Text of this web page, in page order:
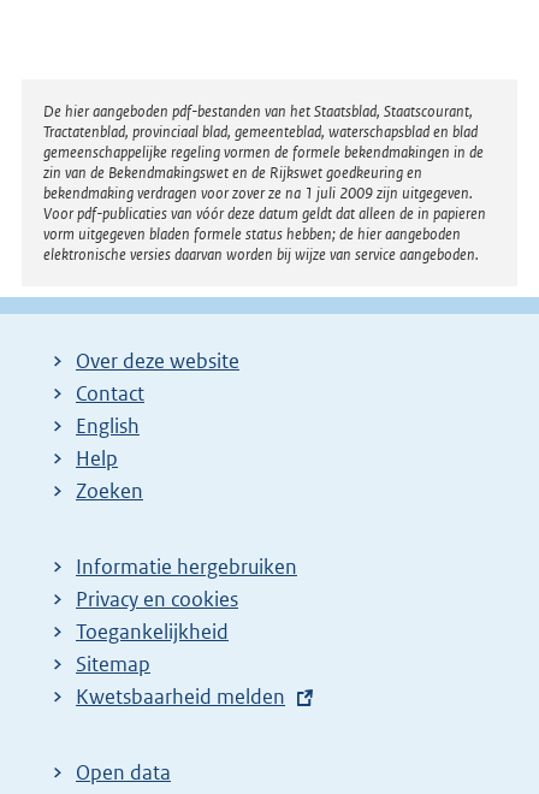
Disclaimer
De hier aangeboden pdf-bestanden van het Staatsblad, Staatscourant,
Tractatenblad, provinciaal blad, gemeenteblad, waterschapsblad en blad
gemeenschappelijke regeling vormen de formele bekendmakingen in de
zin van de Bekendmakingswet en de Rijkswet goedkeuring en
bekendmaking verdragen voor zover ze na 1 juli 2009 zijn uitgegeven.
Voor pdf-publicaties van vóór deze datum geldt dat alleen de in papieren
vorm uitgegeven bladen formele status hebben; de hier aangeboden
elektronische versies daarvan worden bij wijze van service aangeboden.
Over deze website
Contact
English
Help
Zoeken
Informatie hergebruiken
Privacy en cookies
Toegankelijkheid
Sitemap
E
t
Kwetsbaarheid melden
Open data